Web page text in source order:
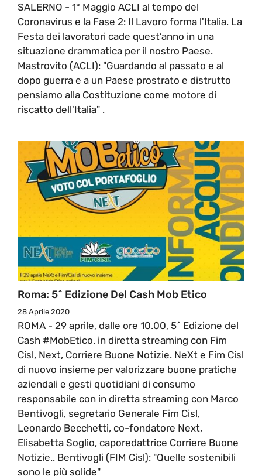
SALERNO - 1° Maggio ACLI al tempo del
Coronavirus e la Fase 2: Il Lavoro forma l'Italia. La
Festa dei lavoratori cade quest’anno in una
situazione drammatica per il nostro Paese.
Mastrovito (ACLI): "Guardando al passato e al
dopo guerra e a un Paese prostrato e distrutto
pensiamo alla Costituzione come motore di
riscatto dell'Italia" .
Roma: 5^ Edizione Del Cash Mob Etico
28 Aprile 2020
ROMA - 29 aprile, dalle ore 10.00, 5^ Edizione del
Cash #MobEtico. in diretta streaming con Fim
Cisl, Next, Corriere Buone Notizie. NeXt e Fim Cisl
di nuovo insieme per valorizzare buone pratiche
aziendali e gesti quotidiani di consumo
responsabile con in diretta streaming con Marco
Bentivogli, segretario Generale Fim Cisl,
Leonardo Becchetti, co-fondatore Next,
Elisabetta Soglio, caporedattrice Corriere Buone
Notizie.. Bentivogli (FIM Cisl): "Quelle sostenibili
sono le più solide"